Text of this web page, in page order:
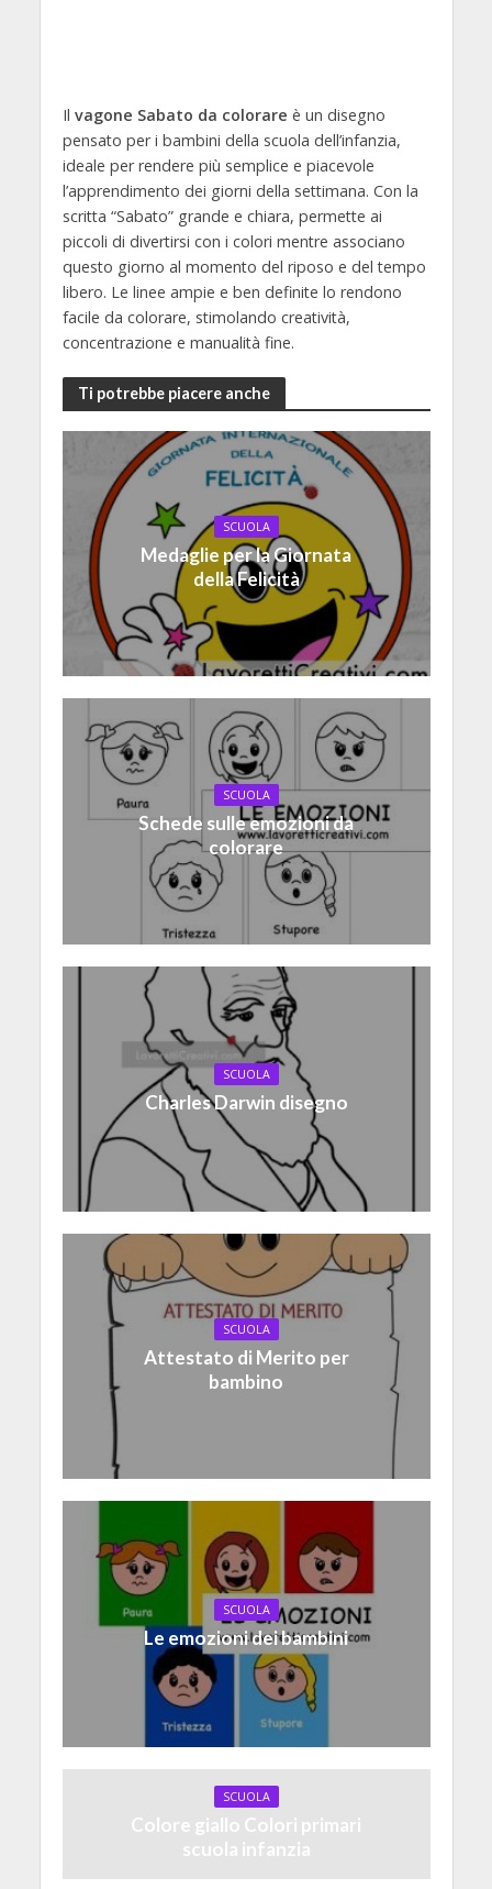
Il vagone Sabato da colorare è un disegno
pensato per i bambini della scuola dell’infanzia,
ideale per rendere più semplice e piacevole
l’apprendimento dei giorni della settimana. Con la
scritta “Sabato” grande e chiara, permette ai
piccoli di divertirsi con i colori mentre associano
questo giorno al momento del riposo e del tempo
libero. Le linee ampie e ben definite lo rendono
facile da colorare, stimolando creatività,
concentrazione e manualità fine.
Ti potrebbe piacere anche
SCUOLA
Medaglie per la Giornata
della Felicità
SCUOLA
Schede sulle emozioni da
colorare
SCUOLA
Charles Darwin disegno
SCUOLA
Attestato di Merito per
bambino
SCUOLA
Le emozioni dei bambini
SCUOLA
Colore giallo Colori primari
scuola infanzia